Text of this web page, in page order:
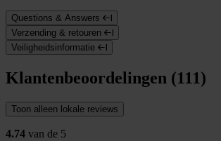
Questions & Answers
Verzending & retouren
Veiligheidsinformatie
Klantenbeoordelingen (111)
Toon alleen lokale reviews
4.74 van de 5